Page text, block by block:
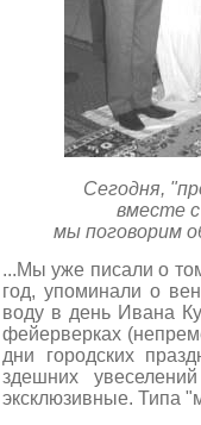
Сегодня,
вместе
мы поговорим
...Мы уже писали о
год, упоминали о
воду в день Ивана
фейерверках
дни городских
здешних
эксклюзивные. Типа